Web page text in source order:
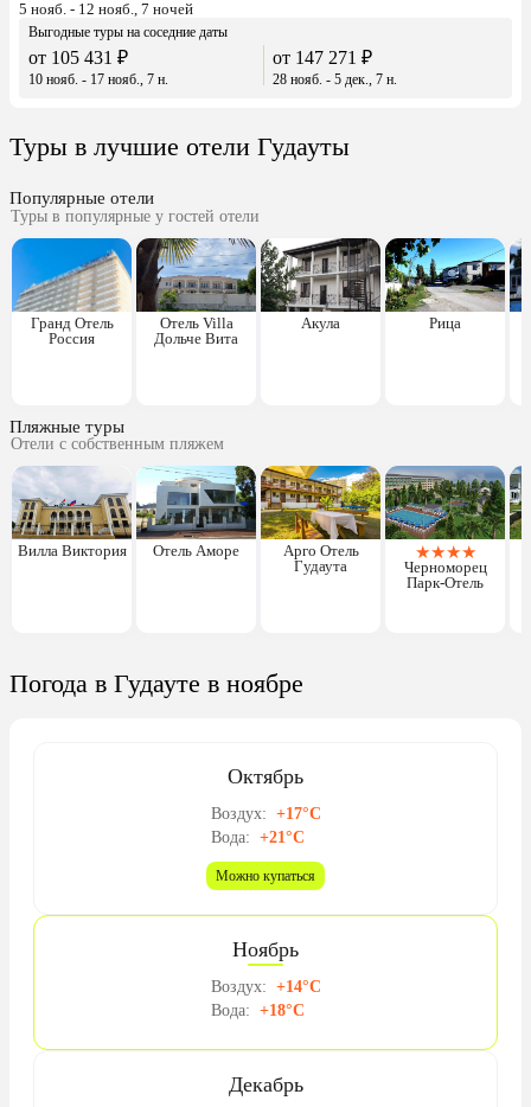
5 нояб. - 12 нояб., 7 ночей
Выгодные туры на соседние даты
от 105 431 ₽
10 нояб. - 17 нояб., 7 н.
от 147 271 ₽
28 нояб. - 5 дек., 7 н.
Туры в лучшие отели Гудауты
Популярные отели
Туры в популярные у гостей отели
Гранд Отель
Россия
Отель Villa
Дольче Вита
Акула Рица
Пляжные туры
Отели с собственным пляжем
Вилла Виктория Отель Аморе
Арго Отель
Гудаута
★★★★
Черноморец
Парк-Отель
Погода в Гудауте в ноябре
Октябрь
Воздух: +17°C
Вода: +21°C
Можно купаться
Ноябрь
Воздух: +14°C
Вода: +18°C
Декабрь